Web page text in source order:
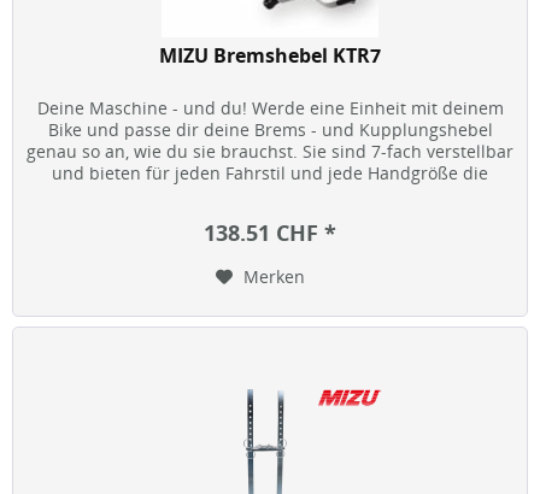
MIZU Bremshebel KTR7
Deine Maschine - und du! Werde eine Einheit mit deinem
Bike und passe dir deine Brems - und Kupplungshebel
genau so an, wie du sie brauchst. Sie sind 7-fach verstellbar
und bieten für jeden Fahrstil und jede Handgröße die
138.51 CHF *
Merken